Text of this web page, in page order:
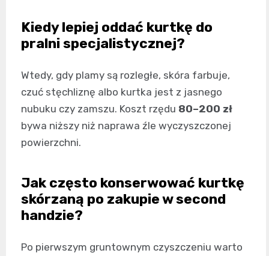
Kiedy lepiej oddać kurtkę do
pralni specjalistycznej?
Wtedy, gdy plamy są rozległe, skóra farbuje,
czuć stęchliznę albo kurtka jest z jasnego
nubuku czy zamszu. Koszt rzędu 80–200 zł
bywa niższy niż naprawa źle wyczyszczonej
powierzchni.
Jak często konserwować kurtkę
skórzaną po zakupie w second
handzie?
Po pierwszym gruntownym czyszczeniu warto